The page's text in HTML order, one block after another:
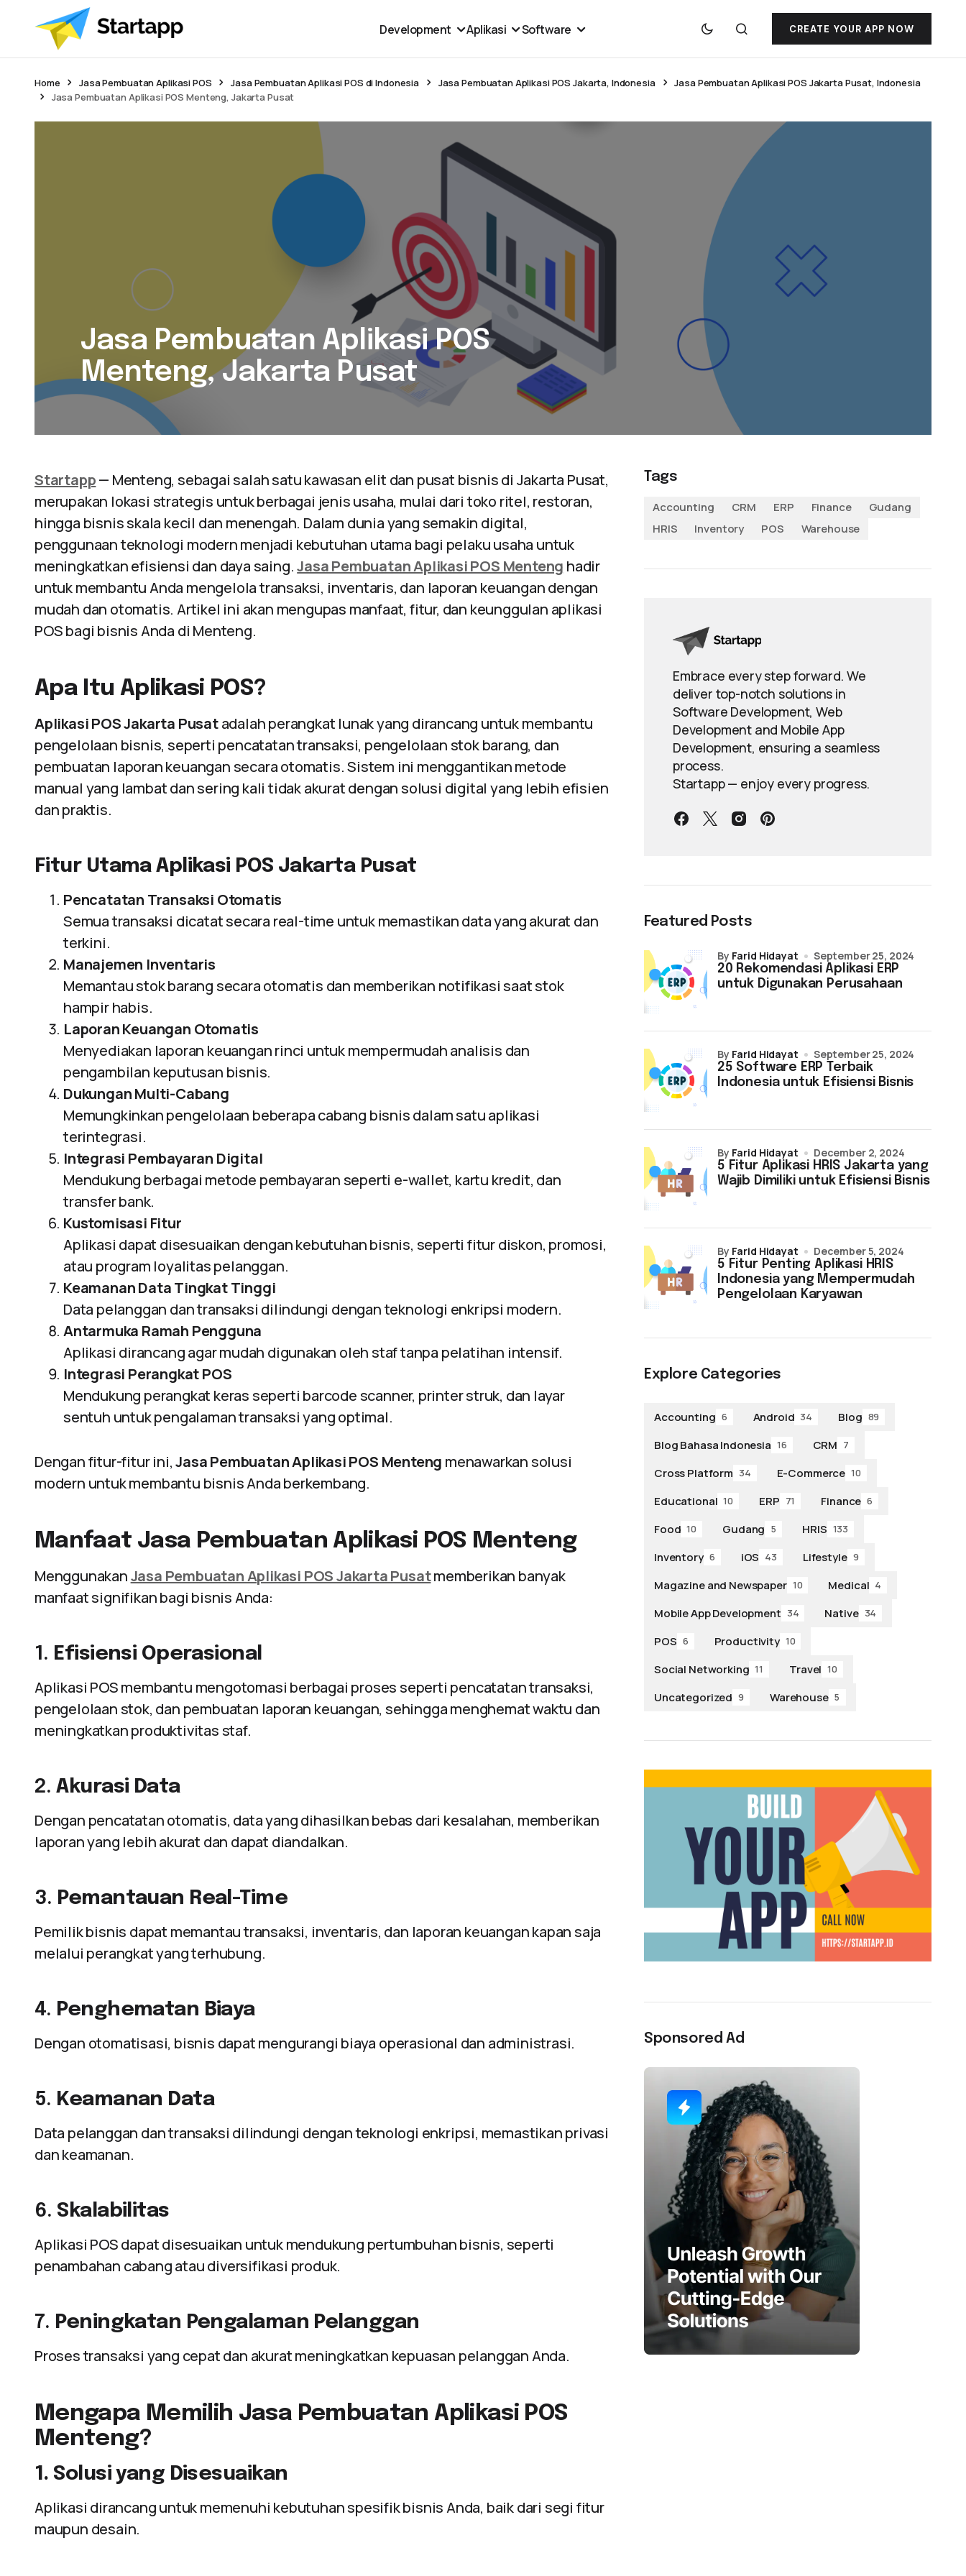
Development Aplikasi Software CREATE YOUR APP NOW
Home Jasa Pembuatan Aplikasi POS Jasa Pembuatan Aplikasi POS di Indonesia Jasa Pembuatan Aplikasi POS Jakarta, Indonesia
Jasa Pembuatan Aplikasi POS Jakarta Pusat, Indonesia
Jasa Pembuatan Aplikasi POS Menteng, Jakarta Pusat
Jasa Pembuatan Aplikasi POS
Menteng, Jakarta Pusat
Startapp— Menteng, sebagai salah satu kawasan elit dan pusat bisnis di Jakarta Pusat,
merupakan lokasi strategis untuk berbagai jenis usaha, mulai dari toko ritel, restoran,
hingga bisnis skala kecil dan menengah. Dalam dunia yang semakin digital,
penggunaan teknologi modern menjadi kebutuhan utama bagi pelaku usaha untuk
meningkatkan efisiensi dan daya saing.Jasa Pembuatan Aplikasi POS Menteng hadir
untuk membantu Anda mengelola transaksi, inventaris, dan laporan keuangan dengan
mudah dan otomatis. Artikel ini akan mengupas manfaat, fitur, dan keunggulan aplikasi
POS bagi bisnis Anda di Menteng.
Apa Itu Aplikasi POS?
Aplikasi POS Jakarta Pusatadalah perangkat lunak yang dirancang untuk membantu
pengelolaan bisnis, seperti pencatatan transaksi, pengelolaan stok barang, dan
pembuatan laporan keuangan secara otomatis. Sistem ini menggantikan metode
manual yang lambat dan sering kali tidak akurat dengan solusi digital yang lebih efisien
dan praktis.
Fitur Utama Aplikasi POS Jakarta Pusat
Pencatatan Transaksi Otomatis
Semua transaksi dicatat secara real-time untuk memastikan data yang akurat dan
terkini.
Manajemen Inventaris
Memantau stok barang secara otomatis dan memberikan notifikasi saat stok
hampir habis.
Laporan Keuangan Otomatis
Menyediakan laporan keuangan rinci untuk mempermudah analisis dan
pengambilan keputusan bisnis.
Dukungan Multi-Cabang
Memungkinkan pengelolaan beberapa cabang bisnis dalam satu aplikasi
terintegrasi.
Integrasi Pembayaran Digital
Mendukung berbagai metode pembayaran seperti e-wallet, kartu kredit, dan
transfer bank.
Kustomisasi Fitur
Aplikasi dapat disesuaikan dengan kebutuhan bisnis, seperti fitur diskon, promosi,
atau program loyalitas pelanggan.
Keamanan Data Tingkat Tinggi
Data pelanggan dan transaksi dilindungi dengan teknologi enkripsi modern.
Antarmuka Ramah Pengguna
Aplikasi dirancang agar mudah digunakan oleh staf tanpa pelatihan intensif.
Integrasi Perangkat POS
Mendukung perangkat keras seperti barcode scanner, printer struk, dan layar
sentuh untuk pengalaman transaksi yang optimal.
Dengan fitur-fitur ini,Jasa Pembuatan Aplikasi POS Menteng menawarkan solusi
modern untuk membantu bisnis Anda berkembang.
Manfaat Jasa Pembuatan Aplikasi POS Menteng
MenggunakanJasa Pembuatan Aplikasi POS Jakarta Pusatmemberikan banyak
manfaat signifikan bagi bisnis Anda:
1. Efisiensi Operasional
Aplikasi POS membantu mengotomasi berbagai proses seperti pencatatan transaksi,
pengelolaan stok, dan pembuatan laporan keuangan, sehingga menghemat waktu dan
meningkatkan produktivitas staf.
2.Akurasi Data
Dengan pencatatan otomatis, data yang dihasilkan bebas dari kesalahan, memberikan
laporan yang lebih akurat dan dapat diandalkan.
3. Pemantauan Real-Time
Pemilik bisnis dapat memantau transaksi, inventaris, dan laporan keuangan kapan saja
melalui perangkat yang terhubung.
4. Penghematan Biaya
Dengan otomatisasi, bisnis dapat mengurangi biaya operasional dan administrasi.
5. Keamanan Data
Data pelanggan dan transaksi dilindungi dengan teknologi enkripsi, memastikan privasi
dan keamanan.
6. Skalabilitas
Aplikasi POS dapat disesuaikan untuk mendukung pertumbuhan bisnis, seperti
penambahan cabang atau diversifikasi produk.
7. Peningkatan Pengalaman Pelanggan
Proses transaksi yang cepat dan akurat meningkatkan kepuasan pelanggan Anda.
Mengapa Memilih Jasa Pembuatan Aplikasi POS
Menteng?
1. Solusi yang Disesuaikan
Aplikasi dirancang untuk memenuhi kebutuhan spesifik bisnis Anda, baik dari segi fitur
maupun desain.
Tags
Accounting
CRM ERP Finance
Gudang
HRIS
Inventory POS Warehouse
Embrace every step forward. We
deliver top-notch solutions in
Software Development, Web
Development and Mobile App
Development, ensuring a seamless
process.
Startapp — enjoy every progress.
Featured Posts
20 Rekomendasi Aplikasi ERP
untuk Digunakan Perusahaan
by Farid Hidayat September 25, 2024
25 Software ERP Terbaik
Indonesia untuk Efisiensi Bisnis
by Farid Hidayat September 25, 2024
5 Fitur Aplikasi HRIS Jakarta yang
Wajib Dimiliki untuk Efisiensi Bisnis
by Farid Hidayat December 2, 2024
5 Fitur Penting Aplikasi HRIS
Indonesia yang Mempermudah
Pengelolaan Karyawan
by Farid Hidayat December 5, 2024
Explore Categories
Accounting 6 Android 34 Blog 89
Blog Bahasa Indonesia 16 CRM 7
Cross Platform 34 E-Commerce 10
Educational 10 ERP 71 Finance 6
Food 10 Gudang 5 HRIS 133
Inventory 6 iOS 43 Lifestyle 9
Magazine and Newspaper 10 Medical 4
Mobile App Development 34 Native 34
POS 6 Productivity 10
Social Networking 11 Travel 10
Uncategorized 9 Warehouse 5
Sponsored Ad